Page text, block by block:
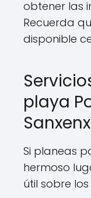
obtener las
Recuerda
disponible
playa
Si planeas
hermoso
útil sobre